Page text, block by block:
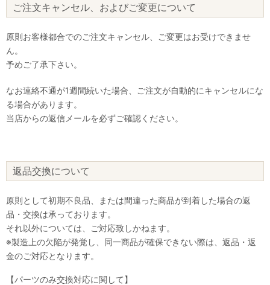
ご注文キャンセル、およびご変更について
原則お客様都合でのご注文キャンセル、ご変更はお受けできませ
ん。
予めご了承下さい。
なお連絡不通が1週間続いた場合、ご注文が自動的にキャンセルにな
る場合があります。
当店からの返信メールを必ずご確認ください。
返品交換について
原則として初期不良品、または間違った商品が到着した場合の返
品・交換は承っております。
それ以外については、ご対応致しかねます。
※製造上の欠陥が発覚し、同一商品が確保できない際は、返品・返
金のご対応となります。
【パーツのみ交換対応に関して】